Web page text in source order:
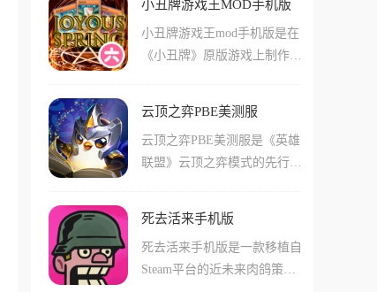
体验「会呼吸的历史」。游戏
邀请了顶级配音阵容，人物形
玩家打造了一个有温度会呼吸
世代系列的最新作，延续了系
列核心玩法的同时带来了前所
未有的内容体量。游戏收录了
款机动战士与角色，从初代
《水星的魔女》，全系列机体
与驾驶员自由组合。玩家可以
小队，通过策略回合制战斗的
小丑牌游戏王MOD手机版
小丑牌游戏王mod手机版是在
《小丑牌》原版游戏上制作的
的牌型来赚筹码，但这里的小
丑牌全变成了你熟悉的游戏王
里面的卡牌，你要做的不仅是
墓地、额外卡组，甚至发动场
云顶之弈PBE美测服
云顶之弈PBE美测服是《英雄
联盟》云顶之弈模式的先行测
法，更是全球玩家抢先探索新
内容测试新机制的首选阵地，
你将与全球7名对手同台竞
死去活来手机版
死去活来手机版是一款移植自
Steam平台的近未来肉鸽策略